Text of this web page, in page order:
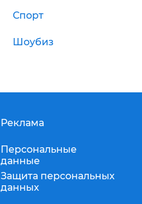
Спорт
Шоубиз
Реклама
Персональные
данные
Защита персональных
данных